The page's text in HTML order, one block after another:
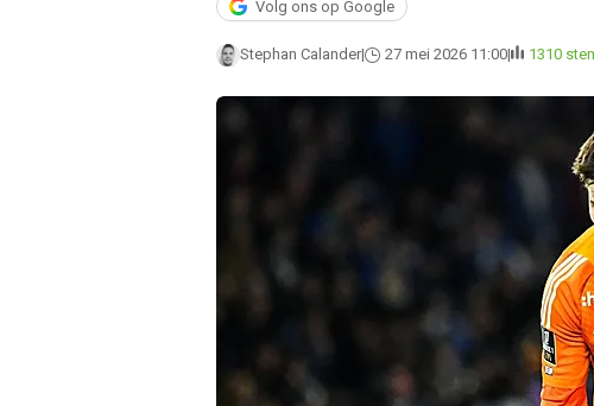
Volg ons op Google
Stephan Calander 27 mei 2026 11:00 1310